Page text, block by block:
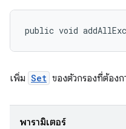
public void
เพิ่ม Set ของตัวกรองที่ต้อง
พารามิเตอร์